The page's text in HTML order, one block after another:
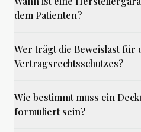
dem Patienten?
Wer trägt die Beweislast für
Vertragsrechtsschutzes?
Wie bestimmt muss ein
formuliert sein?